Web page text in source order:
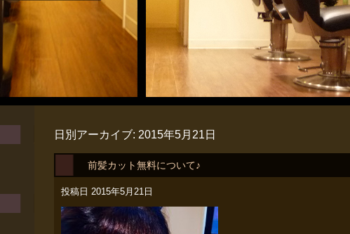
日別アーカイブ: 2015年5月21日
前髪カット無料について♪
投稿日 2015年5月21日